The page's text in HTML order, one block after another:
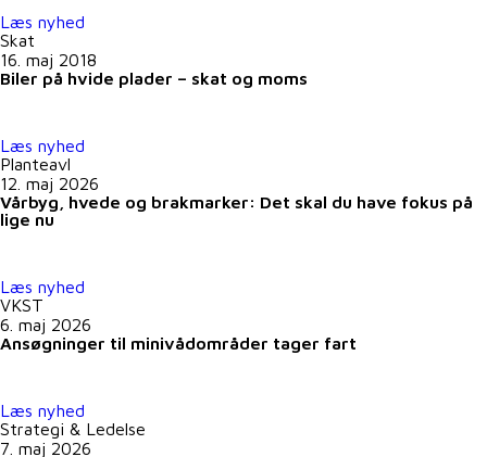
Læs nyhed
Skat
16. maj 2018
Biler på hvide plader – skat og moms
Læs nyhed
Planteavl
12. maj 2026
Vårbyg, hvede og brakmarker: Det skal du have fokus på
lige nu
Læs nyhed
VKST
6. maj 2026
Ansøgninger til minivådområder tager fart
Læs nyhed
Strategi & Ledelse
7. maj 2026